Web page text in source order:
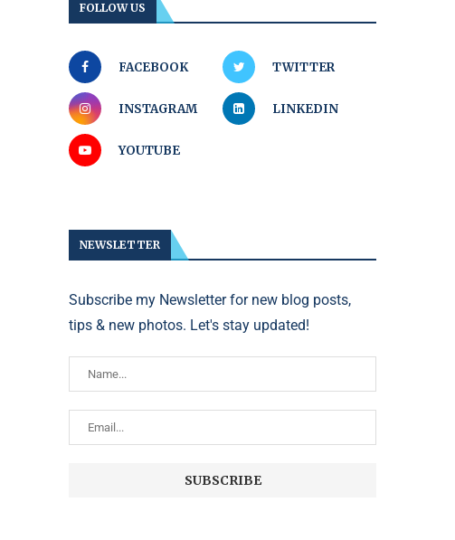
FOLLOW US
FACEBOOK TWITTER
INSTAGRAM LINKEDIN
YOUTUBE
NEWSLETTER
Subscribe my Newsletter for new blog posts,
tips & new photos. Let's stay updated!